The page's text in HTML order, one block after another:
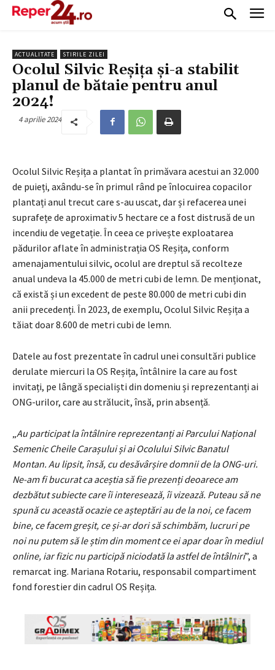
ACTUALITATE STIRILE ZILEI
Ocolul Silvic Reșița și-a stabilit
planul de bătaie pentru anul
2024!
4 aprilie 2024
Ocolul Silvic Reșița a plantat în primăvara acestui an 32.000
de puieți, axându-se în primul rând pe înlocuirea copacilor
plantați anul trecut care s-au uscat, dar și refacerea unei
suprafețe de aproximativ 5 hectare ce a fost distrusă de un
incendiu de vegetație. În ceea ce privește exploatarea
pădurilor aflate în administrația OS Reșița, conform
amenajamentului silvic, ocolul are dreptul să recolteze
anual undeva la 45.000 de metri cubi de lemn. De menționat,
că există și un excedent de peste 80.000 de metri cubi din
anii precedenți. În 2023, de exemplu, Ocolul Silvic Reșița a
tăiat doar 8.600 de metri cubi de lemn.
Datele au fost prezentate în cadrul unei consultări publice
derulate miercuri la OS Reșița, întâlnire la care au fost
invitați, pe lângă specialiști din domeniu și reprezentanți ai
ONG-urilor, care au strălucit, însă, prin absență.
Au participat la întâlnire reprezentanți ai Parcului Național
Semenic Cheile Carașului și ai Ocolului Silvic Banatul
Montan. Au lipsit, însă, cu desăvârșire domnii de la ONG-uri.
Ne-am fi bucurat ca aceștia să fie prezenți deoarece am
dezbătut subiecte care îi interesează, îi vizează. Puteau să ne
spună cu această ocazie ce așteptări au de la noi, ce facem
bine, ce facem greșit, ce și-ar dori să schimbăm, lucruri pe
noi nu putem să le știm din moment ce ei apar doar în mediul
online, iar fizic nu participă niciodată la astfel de întâlniri”, a
remarcat ing. Mariana Rotariu, responsabil compartiment
fond forestier din cadrul OS Reșița.